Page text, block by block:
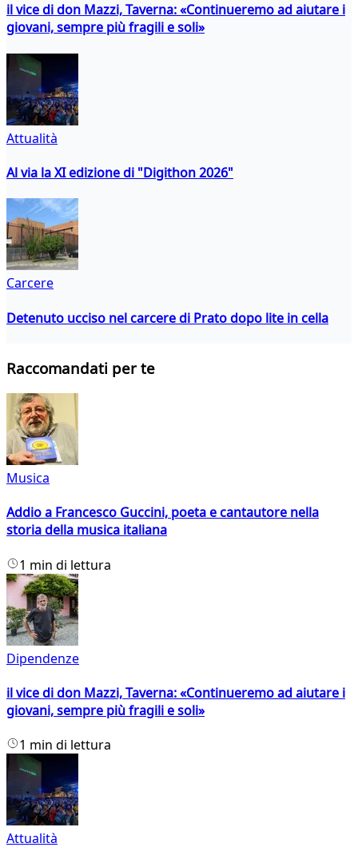
il vice di don Mazzi, Taverna: «Continueremo ad aiutare i
giovani, sempre più fragili e soli»
Attualità
Al via la XI edizione di "Digithon 2026"
Carcere
Detenuto ucciso nel carcere di Prato dopo lite in cella
Raccomandati per te
Musica
Addio a Francesco Guccini, poeta e cantautore nella
storia della musica italiana
1 min di lettura
Dipendenze
il vice di don Mazzi, Taverna: «Continueremo ad aiutare i
giovani, sempre più fragili e soli»
1 min di lettura
Attualità